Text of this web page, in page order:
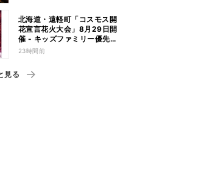
北海道・遠軽町「コスモス開
花宣言花火大会」8月29日開
催 - キッズファミリー優先観
覧エリアも新設
23時間前
見る